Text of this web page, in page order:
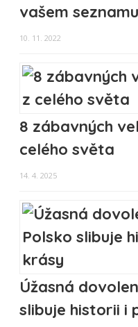
vašem seznamu
10. 11. 2022
8 zábavných
celého světa
14. 4. 2025
Úžasná
slibuje historii i